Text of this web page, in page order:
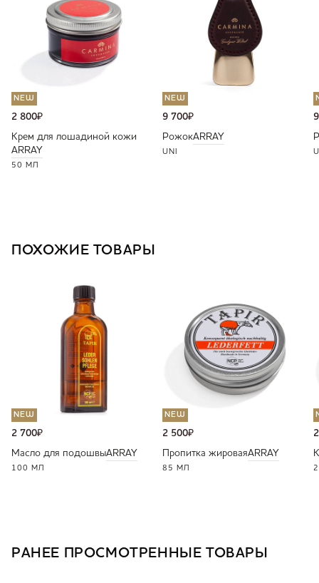
NEW
2 800₽
Крем для лошадиной кожи
ARRAY
50 МЛ
NEW
9 700₽
РожокARRAY
UNI
ПОХОЖИЕ ТОВАРЫ
NEW
2 700₽
Масло для подошвыARRAY
100 МЛ
NEW
2 500₽
Пропитка жироваяARRAY
85 МЛ
РАНЕЕ ПРОСМОТРЕННЫЕ ТОВАРЫ